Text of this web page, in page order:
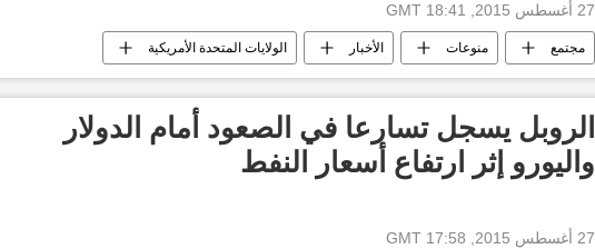
27 أغسطس 2015, 18:41 GMT
مجتمع منوعات الأخبار الولايات المتحدة الأمريكية
الروبل يسجل تسارعا في الصعود أمام الدولار
واليورو إثر ارتفاع أسعار النفط
27 أغسطس 2015, 17:58 GMT